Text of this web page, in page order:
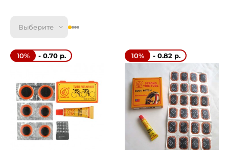
Выберите
10% - 0.70 р. 10% - 0.82 р.